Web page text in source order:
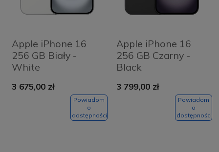
Apple iPhone 16
256 GB Biały -
White
3 675,00 zł
Powiadom
o
dostępności
Apple iPhone 16
256 GB Czarny -
Black
3 799,00 zł
Powiadom
o
dostępności